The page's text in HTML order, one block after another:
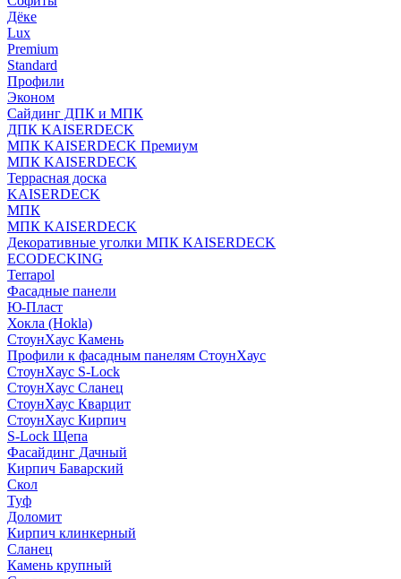
Дёке
Lux
Premium
Standard
Профили
Эконом
Сайдинг ДПК и МПК
ДПК KAISERDECK
МПК KAISERDECK Премиум
МПК KAISERDECK
Террасная доска
KAISERDECK
МПК
МПК KAISERDECK
Декоративные уголки МПК KAISERDECK
ECODECKING
Terrapol
Фасадные панели
Ю-Пласт
Хокла (Hokla)
СтоунХаус Камень
Профили к фасадным панелям СтоунХаус
СтоунХаус S-Lock
СтоунХаус Сланец
СтоунХаус Кварцит
СтоунХаус Кирпич
S-Lock Щепа
Фасайдинг Дачный
Кирпич Баварский
Скол
Туф
Доломит
Кирпич клинкерный
Сланец
Камень крупный